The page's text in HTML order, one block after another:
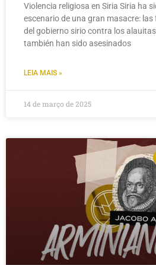
Violencia religiosa en Siria Siria ha
escenario de una gran masacre:
del gobierno sirio contra los
también han sido asesinados
LEIA MAIS »
14 de março de 2025